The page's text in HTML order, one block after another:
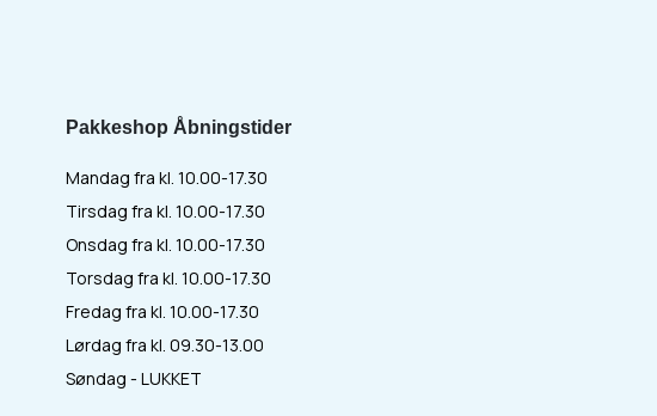
Pakkeshop Åbningstider
Mandag fra kl. 10.00-17.30
Tirsdag fra kl. 10.00-17.30
Onsdag fra kl. 10.00-17.30
Torsdag fra kl. 10.00-17.30
Fredag fra kl. 10.00-17.30
Lørdag fra kl. 09.30-13.00
Søndag - LUKKET